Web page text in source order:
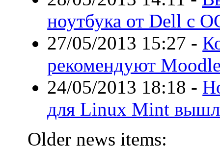
ноутбука от Dell с
27/05/2013 15:27 -
рекомендуют
24/05/2013 18:18 -
для Linux Mint
Older news items: